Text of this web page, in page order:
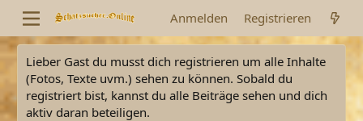
Anmelden Registrieren
Lieber Gast du musst dich registrieren um alle Inhalte
(Fotos, Texte uvm.) sehen zu können. Sobald du
registriert bist, kannst du alle Beiträge sehen und dich
aktiv daran beteiligen.